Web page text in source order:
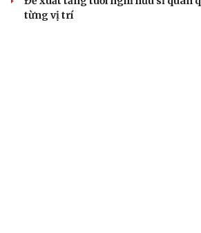
từng vị trí